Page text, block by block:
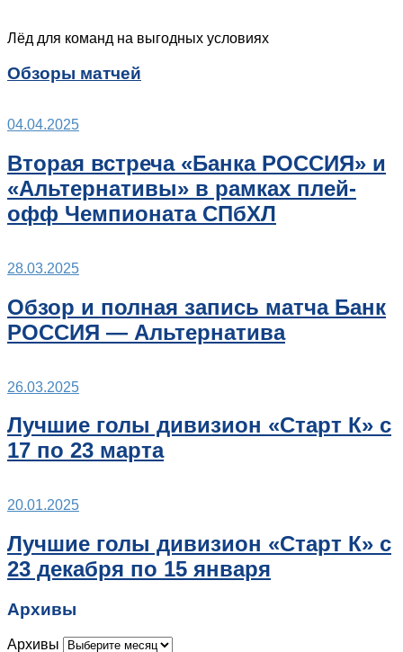
Лёд для команд на выгодных условиях
Обзоры матчей
04.04.2025
Вторая встреча «Банка РОССИЯ» и
«Альтернативы» в рамках плей-
офф Чемпионата СПбХЛ
28.03.2025
Обзор и полная запись матча Банк
РОССИЯ — Альтернатива
26.03.2025
Лучшие голы дивизион «Старт К» с
17 по 23 марта
20.01.2025
Лучшие голы дивизион «Старт К» с
23 декабря по 15 января
Архивы
Архивы